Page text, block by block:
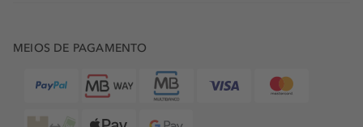
MEIOS DE PAGAMENTO